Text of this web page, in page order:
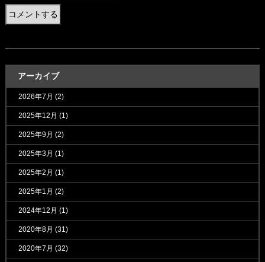
アーカイブ
2026年7月 (2)
2025年12月 (1)
2025年9月 (2)
2025年3月 (1)
2025年2月 (1)
2025年1月 (2)
2024年12月 (1)
2020年8月 (31)
2020年7月 (32)